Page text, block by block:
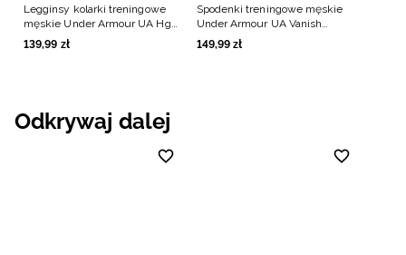
Legginsy kolarki treningowe
męskie Under Armour UA Hg
Armour Shorts -
oliwkowe/khaki
139,99 zł
Spodenki treningowe męskie
Under Armour UA Vanish
Woven 6in Shorts -
oliwkowe/khaki
149,99 zł
Odkrywaj dalej